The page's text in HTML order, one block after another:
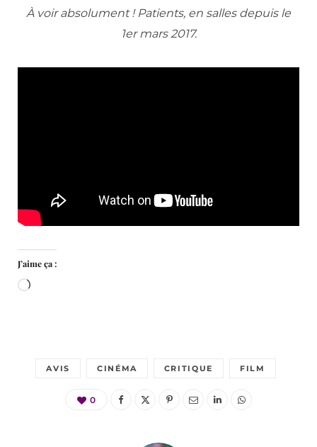
À voir absolument ! Patients, en salles depuis le
1er mars 2017.
J’aime ça :
Chargement…
AVIS CINÉMA CRITIQUE FILM
0